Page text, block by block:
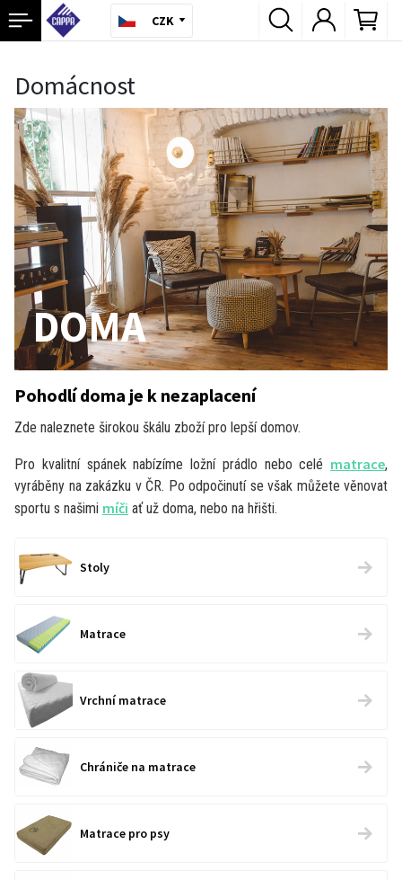
CZK
Domácnost
DOMA
Pohodlí doma je k nezaplacení
Zde naleznete širokou škálu zboží pro lepší domov.
Pro kvalitní spánek nabízíme ložní prádlo nebo celé matrace,
vyráběny na zakázku v ČR. Po odpočinutí se však můžete věnovat
sportu s našimi míči ať už doma, nebo na hřišti.
Stoly
Matrace
Vrchní matrace
Chrániče na matrace
Matrace pro psy